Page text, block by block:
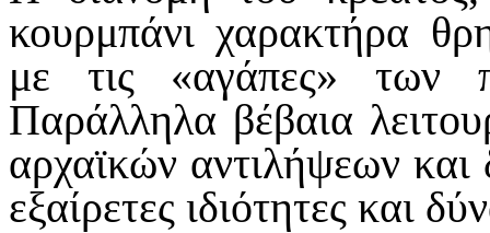
κουρμπάνι χαρακτήρα
με τις «αγάπες» των
Παράλληλα βέβαια
αρχαϊκών αντιλήψεων
εξαίρετες ιδιότητες και